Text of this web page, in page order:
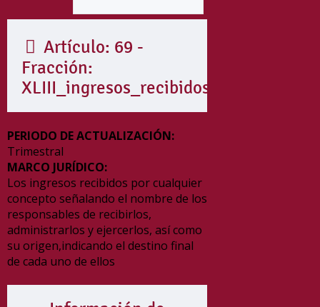
Artículo: 69 -
Fracción:
XLIII_ingresos_recibidos
PERIODO DE ACTUALIZACIÓN:
Trimestral
MARCO JURÍDICO:
Los ingresos recibidos por cualquier
concepto señalando el nombre de los
responsables de recibirlos,
administrarlos y ejercerlos, así como
su origen,indicando el destino final
de cada uno de ellos